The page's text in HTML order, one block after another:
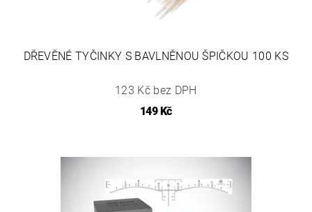
DŘEVĚNÉ TYČINKY S BAVLNĚNOU ŠPIČKOU 100 KS
123 Kč bez DPH
149 Kč